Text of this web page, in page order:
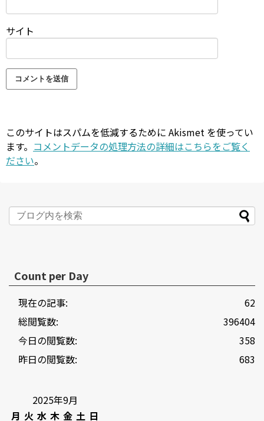
サイト
このサイトはスパムを低減するために Akismet を使ってい
ます。 コメントデータの処理方法の詳細はこちらをご覧く
ださい。
Count per Day
62
現在の記事:
396404
総閲覧数:
358
今日の閲覧数:
683
昨日の閲覧数:
2025年9月
月 火 水 木 金 土 日